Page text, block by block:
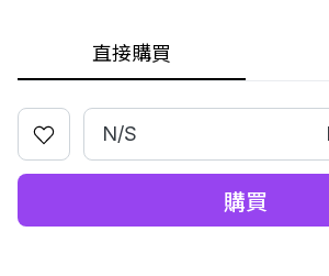
直接購買
N/S
購買